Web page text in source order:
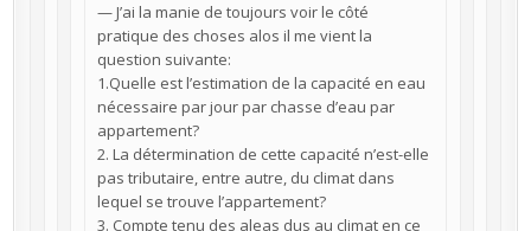
— J’ai la manie de toujours voir le côté
pratique des choses alos il me vient la
question suivante:
1.Quelle est l’estimation de la capacité en eau
nécessaire par jour par chasse d’eau par
appartement?
2. La détermination de cette capacité n’est-elle
pas tributaire, entre autre, du climat dans
lequel se trouve l’appartement?
3. Compte tenu des aleas dus au climat en ce